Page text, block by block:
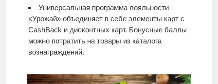
Универсальная программа лояльности
«Урожай» объединяет в себе элементы карт с
CashBack и дисконтных карт. Бонусные баллы
можно потратить на товары из каталога
вознаграждений.